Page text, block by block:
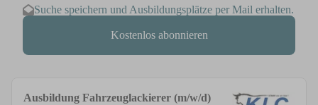
Suche speichern und Ausbildungsplätze per Mail erhalten.
Kostenlos abonnieren
Ausbildung Fahrzeuglackierer (m/w/d)